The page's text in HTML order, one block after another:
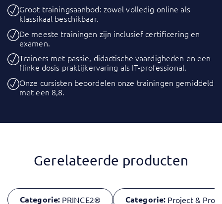
Groot trainingsaanbod: zowel volledig online als
klassikaal beschikbaar.
De meeste trainingen zijn inclusief certificering en
examen.
Trainers met passie, didactische vaardigheden en een
flinke dosis praktijkervaring als IT-professional.
Onze cursisten beoordelen onze trainingen gemiddeld
met een 8,8.
Gerelateerde producten
Categorie: PRINCE2® Categorie: Project &